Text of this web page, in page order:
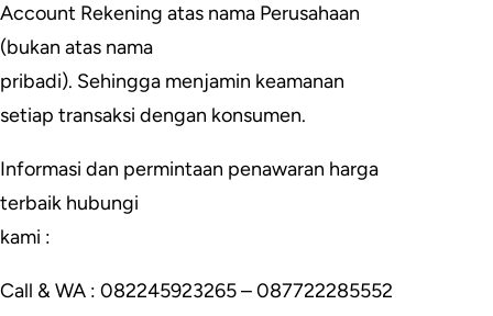
Account Rekening atas nama Perusahaan
(bukan atas nama
pribadi). Sehingga menjamin keamanan
setiap transaksi dengan konsumen.
Informasi dan permintaan penawaran harga
terbaik hubungi
kami :
Call & WA : 082245923265 – 087722285552